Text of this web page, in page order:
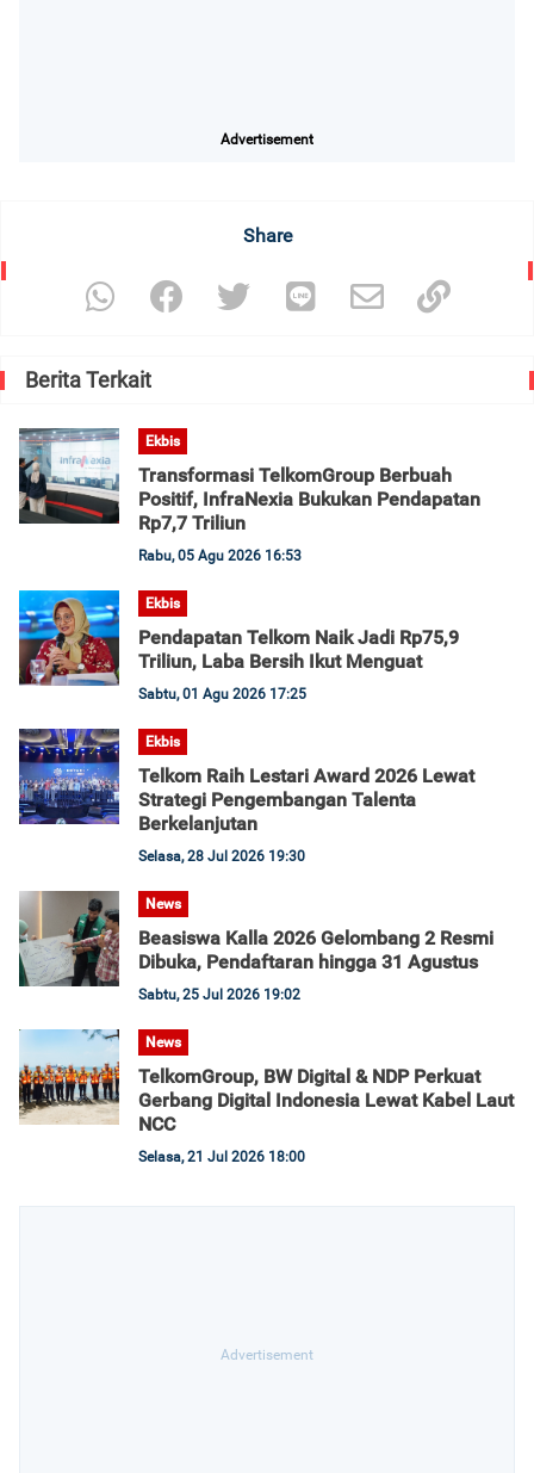
Advertisement
Share
Berita Terkait
Ekbis
Transformasi TelkomGroup Berbuah
Positif, InfraNexia Bukukan Pendapatan
Rp7,7 Triliun
Rabu, 05 Agu 2026 16:53
Ekbis
Pendapatan Telkom Naik Jadi Rp75,9
Triliun, Laba Bersih Ikut Menguat
Sabtu, 01 Agu 2026 17:25
Ekbis
Telkom Raih Lestari Award 2026 Lewat
Strategi Pengembangan Talenta
Berkelanjutan
Selasa, 28 Jul 2026 19:30
News
Beasiswa Kalla 2026 Gelombang 2 Resmi
Dibuka, Pendaftaran hingga 31 Agustus
Sabtu, 25 Jul 2026 19:02
News
TelkomGroup, BW Digital & NDP Perkuat
Gerbang Digital Indonesia Lewat Kabel Laut
NCC
Selasa, 21 Jul 2026 18:00